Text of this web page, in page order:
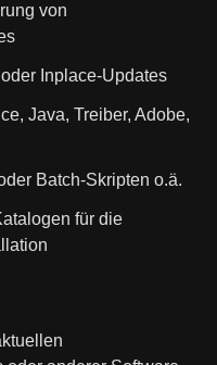
von
Inplace-Updates
Java, Treiber, Adobe,
Batch-Skripten o.ä.
für die